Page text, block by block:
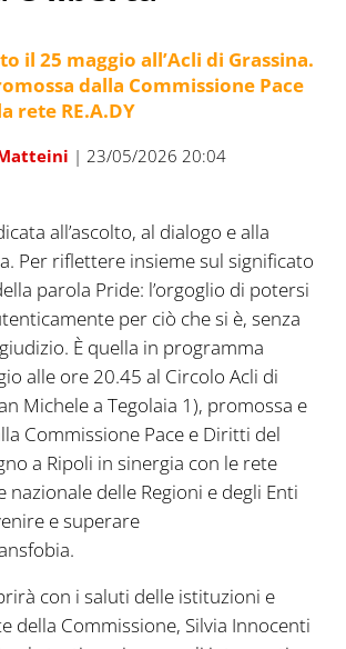
il 25 maggio all’Acli di Grassina.
dalla Commissione Pace
rete RE.A.DY
| 23/05/2026 20:04
all’ascolto, al dialogo e alla
Per riflettere insieme sul significato
parola Pride: l’orgoglio di potersi
per ciò che si è, senza
È quella in programma
alle ore 20.45 al Circolo Acli di
Michele a Tegolaia 1), promossa e
Commissione Pace e Diritti del
a Ripoli in sinergia con le rete
nazionale delle Regioni e degli Enti
e superare
con i saluti delle istituzioni e
della Commissione, Silvia Innocenti